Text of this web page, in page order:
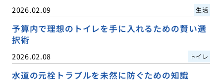
2026.02.09 生活
予算内で理想のトイレを手に入れるための賢い選
択術
2026.02.08 トイレ
水道の元栓トラブルを未然に防ぐための知識